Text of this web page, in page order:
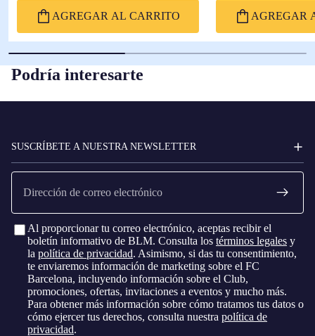
AGREGAR AL CARRITO AGREGAR
Podría interesarte
SUSCRÍBETE A NUESTRA NEWSLETTER
Correo
electrónico
Al proporcionar tu correo electrónico, aceptas recibir el
boletín informativo de BLM. Consulta los términos legales y
la política de privacidad. Asimismo, si das tu consentimiento,
te enviaremos información de marketing sobre el FC
Barcelona, ​​incluyendo información sobre el Club,
promociones, ofertas, invitaciones a eventos y mucho más.
Para obtener más información sobre cómo tratamos tus datos o
cómo ejercer tus derechos, consulta nuestra política de
privacidad.